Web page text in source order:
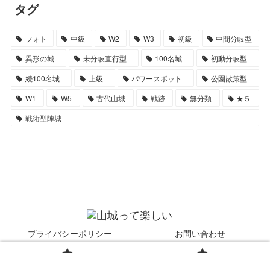
タグ
フォト 中級 W2 W3 初級
中間分岐型
異形の城
未分岐直行型 100名城
初動分岐型
続100名城
上級 パワースポット
公園散策型
W1
W5 古代山城 戦跡 無分類
★５
戦術型陣城
プライバシーポリシー
お問い合わせ